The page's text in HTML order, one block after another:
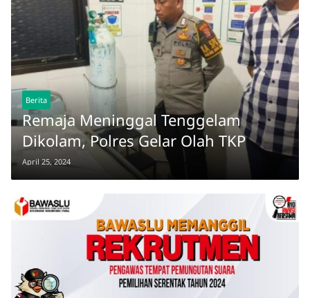
Berita
Remaja Meninggal Tenggelam
Dikolam, Polres Gelar Olah TKP
April 25, 2024